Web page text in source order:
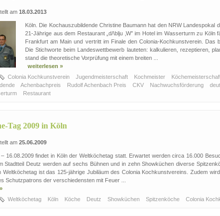
am 18.03.2013
Köln. Die Kochauszubildende Christine Baumann hat den NRW Landespokal
21-Jährige aus dem Restaurant „d/\blju ‚W” im Hotel im Wasserturm zu
Frankfurt am Main und vertritt im Finale den Colonia-Kochkunstverein. Das
Die Stichworte beim Landeswettbewerb lauteten: kalkulieren, rezeptieren,
stand die theoretische Vorprüfung mit einem breiten ...
weiterlesen »
Colonia Kochkunstverein Jugendmeisterschaft Kochmeister
Achenbachpreis Rudolf Achenbach Preis CKV Nachwuchsförderung
Restaurant
Tag 2009 in Köln
am 25.06.2009
– 16.08.2009 findet in Köln der Weltköchetag statt. Erwartet werden circa 16.000
Stadtteil Deutz werden auf sechs Bühnen und in zehn Showküchen diverse
Weltköchetag ist das 125-jährige Jubiläum des Colonia Kochkunstvereins. Zudem
Schutzpatrons der verschiedensten mit Feuer ...
Weltköchetag Köln Köche Deutz Showküchen Spitzenköche Colonia